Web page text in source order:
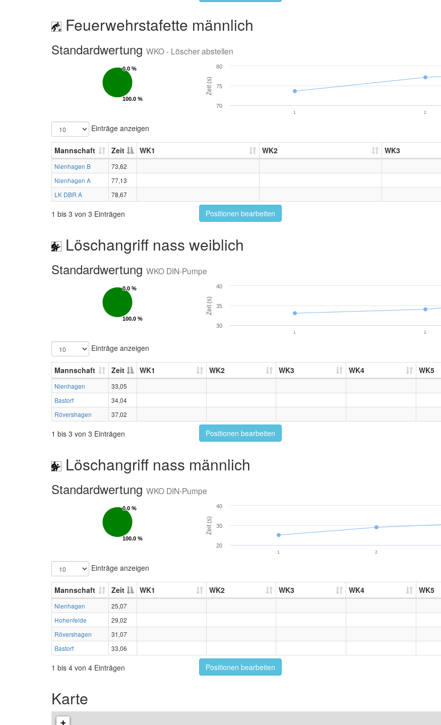
Feuerwehrstafette männlich
Standardwertung WKO - Löscher abstellen
0.0 %
0.0 %
100.0 %
100.0 %
Zeit (s)
1. 2.
70
75
80
Einträge anzeigen
Mannschaft Zeit WK1 WK2 WK3
Nienhagen B
73,62
Nienhagen A
77,13
LK DBR A
78,67
1 bis 3 von 3 Einträgen Positionen bearbeiten
Löschangriff nass weiblich
Standardwertung WKO DIN-Pumpe
0.0 %
0.0 %
100.0 %
100.0 %
Zeit (s)
1. 2.
30
35
40
Einträge anzeigen
Mannschaft Zeit WK1 WK2 WK3 WK4 WK5
Nienhagen
33,05
Bastorf
34,04
Rövershagen
37,02
1 bis 3 von 3 Einträgen Positionen bearbeiten
Löschangriff nass männlich
Standardwertung WKO DIN-Pumpe
0.0 %
0.0 %
100.0 %
100.0 %
Zeit (s)
1. 2.
20
30
40
Einträge anzeigen
Mannschaft Zeit WK1 WK2 WK3 WK4 WK5
Nienhagen
25,07
Hohenfelde
29,02
Rövershagen
31,07
Bastorf
33,06
1 bis 4 von 4 Einträgen Positionen bearbeiten
Karte
+